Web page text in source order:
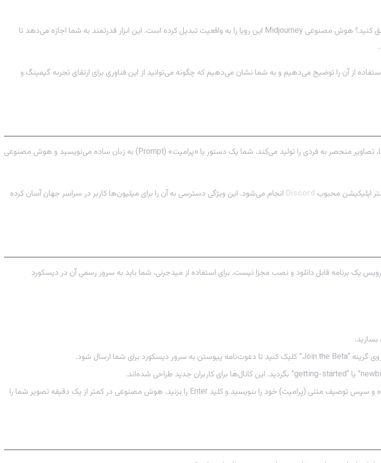
آیا تا به حال تصور کرده‌اید که بتوانید تنها با نوشتن چند کلمه، تصاویری خیره‌کننده و هنری خلق کنید؟ هوش مصنوعی Midjourney این رویا را به واقعیت تبدیل کرده است. این ابزار قدرتمند به شما اجازه می‌دهد تا
از آن را توضیح می‌دهیم و به شما نشان می‌دهیم که چگونه می‌توانید از این فناوری برای ارتقای تجربه گیمینگ و
است که بر اساس توصیفات متنی شما، تصاویر منحصر به فردی را تولید می‌کند. شما یک دستور یا «پرامپت» (Prompt) به زبان ساده می‌نویسید و هوش مصنوعی
اپلیکیشن محبوب Discord انجام می‌شود. این ویژگی دسترسی به آن را برای میلیون‌ها کاربر در سراسر جهان آسان کرده
یک برنامه قابل دانلود و نصب مجزا نیست. برای استفاده از میدجرنی، شما باید به سرور رسمی آن در دیسکورد
را تایپ کرده و سپس توصیف متنی (پرامپت) خود را بنویسید و کلید Enter را بزنید. هوش مصنوعی در کمتر از یک دقیقه تصویر شما را